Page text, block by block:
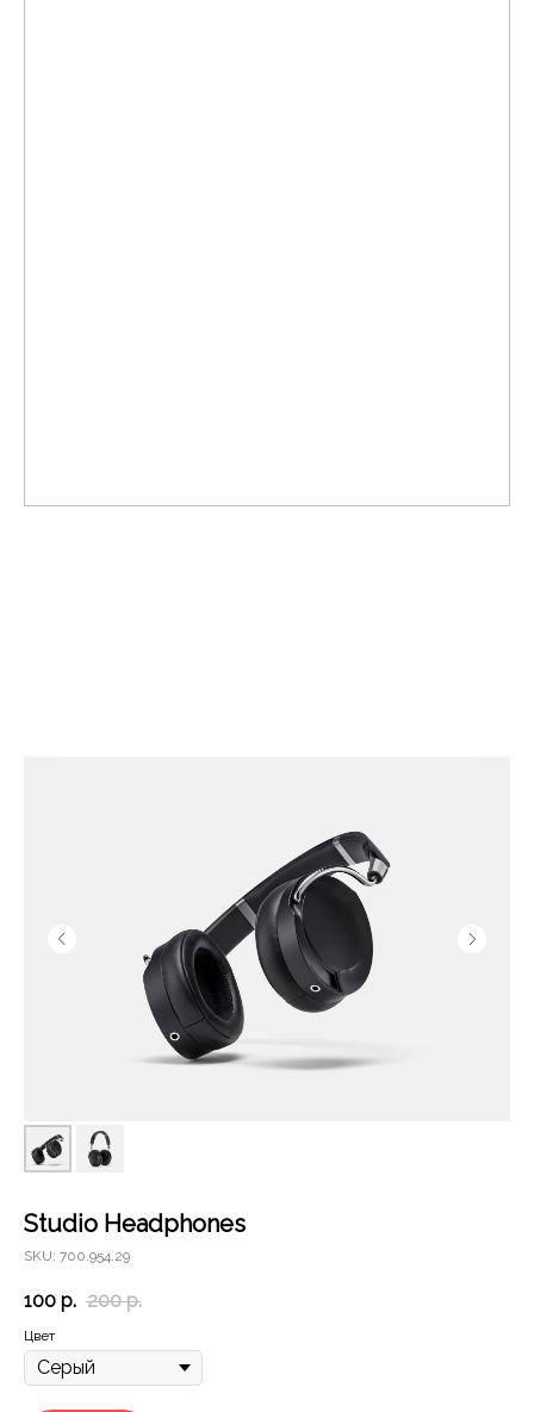
Studio Headphones
SKU: 700.954.29
100 р. 200 р.
Цвет